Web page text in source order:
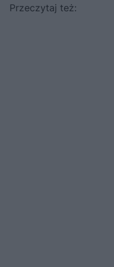
Przeczytaj też: